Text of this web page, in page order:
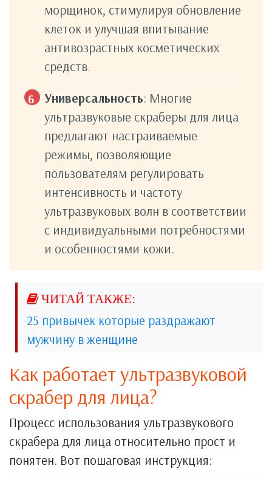
морщинок, стимулируя обновление
клеток и улучшая впитывание
антивозрастных косметических
средств.
Универсальность: Многие
ультразвуковые скраберы для лица
предлагают настраиваемые
режимы, позволяющие
пользователям регулировать
интенсивность и частоту
ультразвуковых волн в соответствии
с индивидуальными потребностями
и особенностями кожи.
25 привычек которые раздражают
мужчину в женщине
Как работает ультразвуковой
скрабер для лица?
Процесс использования ультразвукового
скрабера для лица относительно прост и
понятен. Вот пошаговая инструкция: